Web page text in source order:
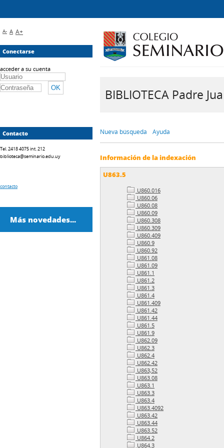
BIBLIOTECA Padre
Nueva búsqueda Ayuda
Información de la indexación
U863.5
U860.016
U860.06
U860.08
U860.09
U860.308
U860.309
U860.409
U860.9
U860.92
U861.08
U861.09
U861.1
U861.2
U861.3
U861.4
U861.409
U861.42
U861.44
U861.5
U861.9
U862.09
U862.3
U862.4
U862.42
U863,52
U863.08
U863.1
U863.3
U863.4
U863.4092
U863.42
U863.44
U863.52
U864.2
U864.3
A- A A+
Conectarse
acceder a su cuenta
Contacto
Tel. 2418 4075 int. 212
biblioteca@seminario.edu.uy
contacto
Más novedades...